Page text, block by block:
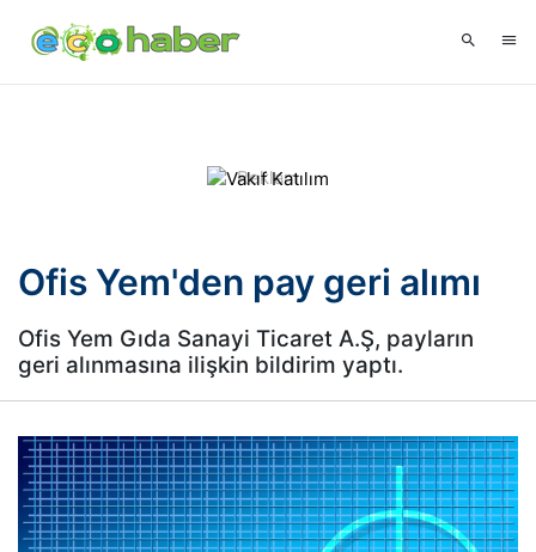
Ofis Yem'den pay geri alımı
Ofis Yem Gıda Sanayi Ticaret A.Ş, payların
geri alınmasına ilişkin bildirim yaptı.